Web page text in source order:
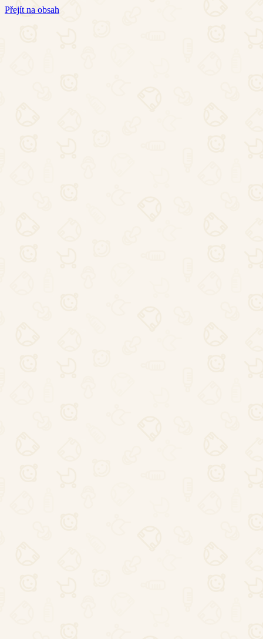
Přejít na obsah